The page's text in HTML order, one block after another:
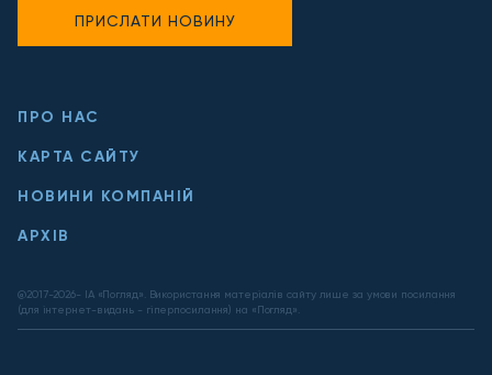
ПРО НАС
КАРТА САЙТУ
НОВИНИ КОМПАНІЙ
АРХІВ
@2017-2026- ІА «Погляд». Використання матеріалів сайту лише за умови посилання
(для інтернет-видань - гіперпосилання) на «Погляд».
ПРИСЛАТИ НОВИНУ